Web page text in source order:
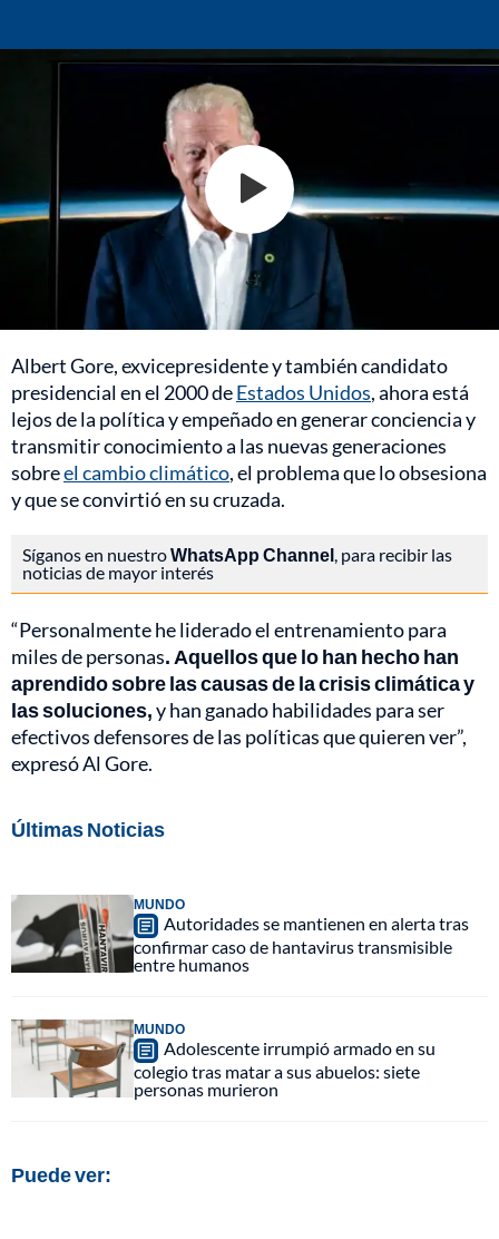
Albert Gore, exvicepresidente y también candidato
presidencial en el 2000 deEstados Unidos, ahora está
lejos de la política y empeñado en generar conciencia y
transmitir conocimiento a las nuevas generaciones
sobreel cambio climático, el problema que lo obsesiona
y que se convirtió en su cruzada.
Síganos en nuestroWhatsApp Channel , para recibir las
noticias de mayor interés
“Personalmente he liderado el entrenamiento para
miles de personas. Aquellos que lo han hecho han
aprendido sobre las causas de la crisis climática y
las soluciones,y han ganado habilidades para ser
efectivos defensores de las políticas que quieren ver”,
expresó Al Gore.
Últimas Noticias
MUNDO
Autoridades se mantienen en alerta tras
confirmar caso de hantavirus transmisible
entre humanos
MUNDO
Adolescente irrumpió armado en su
colegio tras matar a sus abuelos: siete
personas murieron
Puede ver: